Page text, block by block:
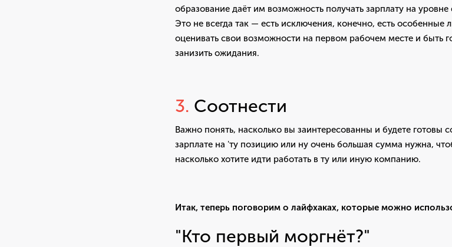
образование даёт им возможность получать зарплату на
Это не всегда так — есть исключения, конечно, есть особенные
оценивать свои возможности на первом рабочем месте и быть
занизить ожидания.
3. Соотнести
Важно понять, насколько вы заинтересованны и будете готовы
зарплате на 'ту позицию или ну очень большая сумма нужна,
насколько хотите идти работать в ту или иную компанию.
Итак, теперь поговорим о лайфхаках, которые можно
"Кто первый моргнёт?"